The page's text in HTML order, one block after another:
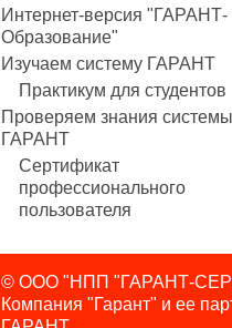
Интернет-версия "ГАРАНТ-
Образование"
Изучаем систему ГАРАНТ
Практикум для студентов
Проверяем знания системы
ГАРАНТ
Сертификат
профессионального
пользователя
© ООО "НПП "ГАРАНТ-
Компания "Гарант" и ее